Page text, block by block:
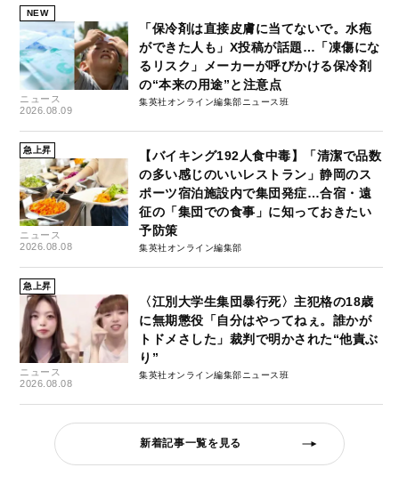
NEW
ニュース
2026.08.09
「保冷剤は直接皮膚に当てないで。水疱
ができた人も」X投稿が話題…「凍傷にな
るリスク」メーカーが呼びかける保冷剤
の“本来の用途”と注意点
集英社オンライン編集部ニュース班
急上昇
ニュース
2026.08.08
【バイキング192人食中毒】「清潔で品数
の多い感じのいいレストラン」静岡のス
ポーツ宿泊施設内で集団発症…合宿・遠
征の「集団での食事」に知っておきたい
予防策
集英社オンライン編集部
急上昇
ニュース
2026.08.08
〈江別大学生集団暴行死〉主犯格の18歳
に無期懲役「自分はやってねぇ。誰かが
トドメさした」裁判で明かされた“他責ぶ
り”
集英社オンライン編集部ニュース班
新着記事一覧を見る